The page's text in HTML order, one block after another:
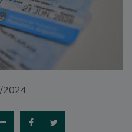
2024